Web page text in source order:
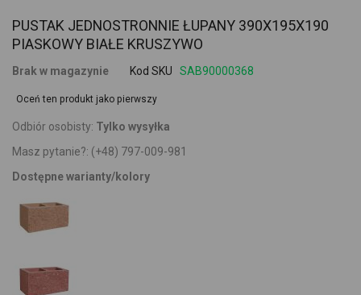
PUSTAK JEDNOSTRONNIE ŁUPANY 390X195X190
PIASKOWY BIAŁE KRUSZYWO
Brak w magazynie Kod SKU SAB90000368
Oceń ten produkt jako pierwszy
Odbiór osobisty: Tylko wysyłka
Masz pytanie?: (+48) 797-009-981
Dostępne warianty/kolory